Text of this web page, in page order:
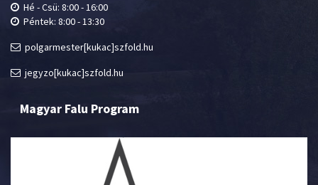
Hé - Csü: 8:00 - 16:00
Péntek: 8:00 - 13:30
polgarmester[kukac]szfold.hu
jegyzo[kukac]szfold.hu
Magyar Falu Program